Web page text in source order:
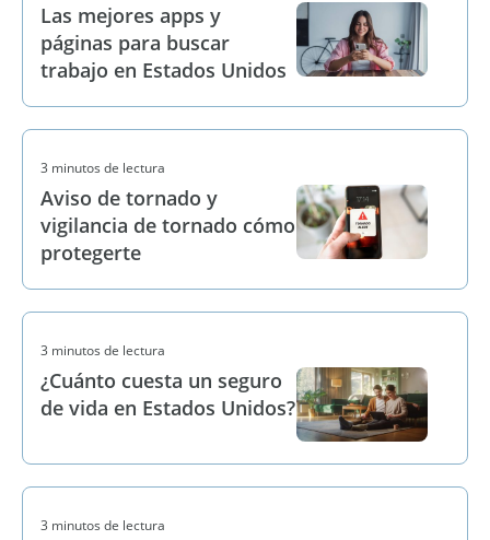
Las mejores apps y
páginas para buscar
trabajo en Estados Unidos
3 minutos de lectura
Aviso de tornado y
vigilancia de tornado cómo
protegerte
3 minutos de lectura
¿Cuánto cuesta un seguro
de vida en Estados Unidos?
3 minutos de lectura